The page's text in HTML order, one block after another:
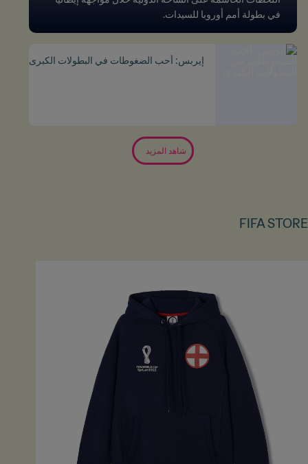
في بطولة أمم أوروبا للسيدات.
إيربس: أحب الضغوطات في البطولات الكبرى
شاهد المزيد
FIFA STORE